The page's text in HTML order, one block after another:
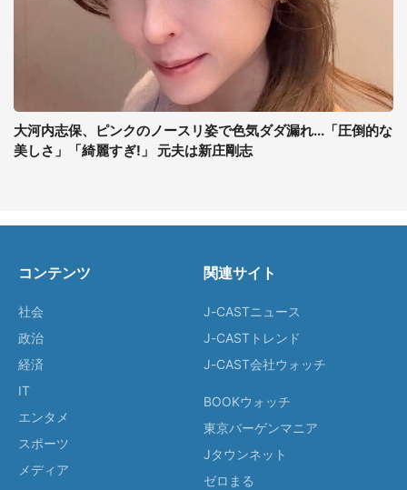
大河内志保、ピンクのノースリ姿で色気ダダ漏れ...「圧倒的な
美しさ」「綺麗すぎ!」 元夫は新庄剛志
コンテンツ
社会
政治
経済
IT
エンタメ
スポーツ
メディア
関連サイト
J-CASTニュース
J-CASTトレンド
J-CAST会社ウォッチ
BOOKウォッチ
東京バーゲンマニア
Jタウンネット
ゼロまる